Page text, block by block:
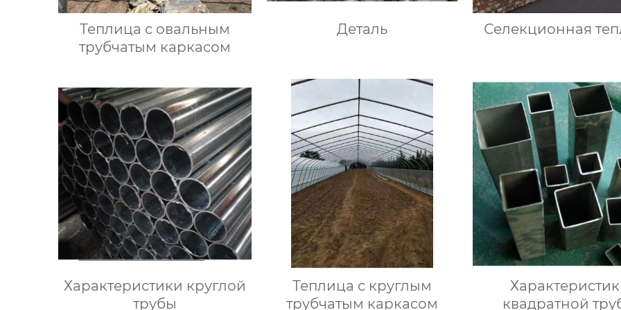
Теплица с овальным
трубчатым каркасом
Деталь Селекционная
Характеристики круглой
трубы
Теплица с круглым
трубчатым каркасом
квадратной